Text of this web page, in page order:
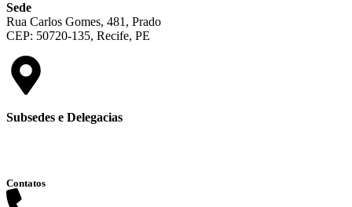
Sede
Rua Carlos Gomes, 481, Prado
CEP: 50720-135, Recife, PE
Subsedes e Delegacias
Contatos